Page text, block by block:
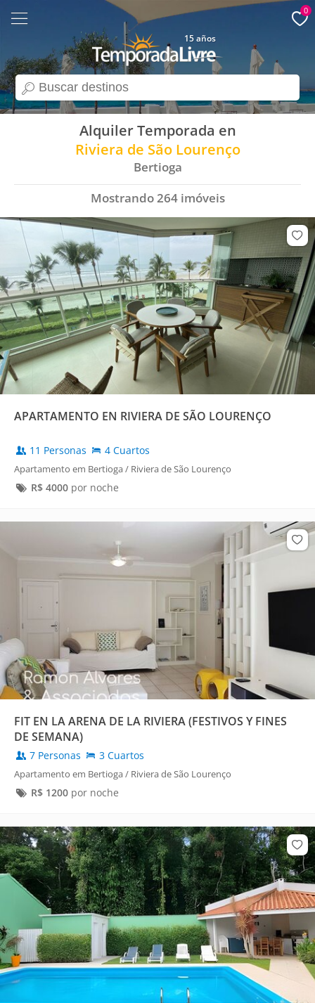
search
15 años
0
Alquiler Temporada en
Riviera de São Lourenço
Bertioga
Mostrando264imóveis
APARTAMENTO EN RIVIERA DE SÃO LOURENÇO
11 Personas 4 Cuartos
Apartamento em Bertioga / Riviera de São Lourenço
R$ 4000por noche
FIT EN LA ARENA DE LA RIVIERA (FESTIVOS Y FINES
DE SEMANA)
7 Personas 3 Cuartos
Apartamento em Bertioga / Riviera de São Lourenço
R$ 1200por noche